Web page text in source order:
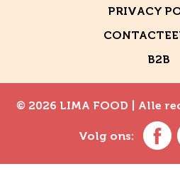
PRIVACY
B2B
© 2026 LIMA FOOD | Alle
Volg ons: